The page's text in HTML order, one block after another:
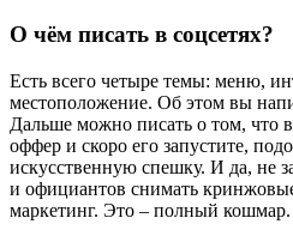
О чём писать в соцсетях?
Есть всего четыре темы: меню,
местоположение. Об этом вы
Дальше можно писать о том, что
оффер и скоро его запустите,
искусственную спешку. И да, не
и официантов снимать
маркетинг. Это – полный кошмар.